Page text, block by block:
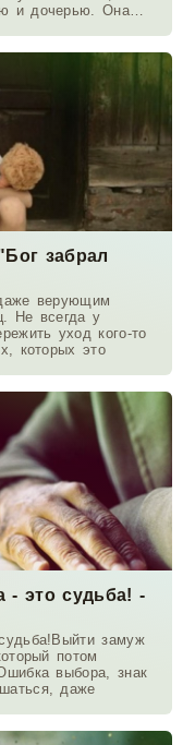
и дочерью. Она
забрал
верующим
Не всегда у
уход кого-то
которых это
- это судьба! -
замуж
потом
выбора, знак
даже